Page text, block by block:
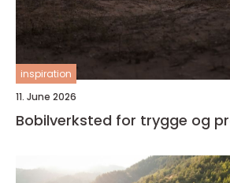
inspiration
11. June 2026
Bobilverksted for trygge og